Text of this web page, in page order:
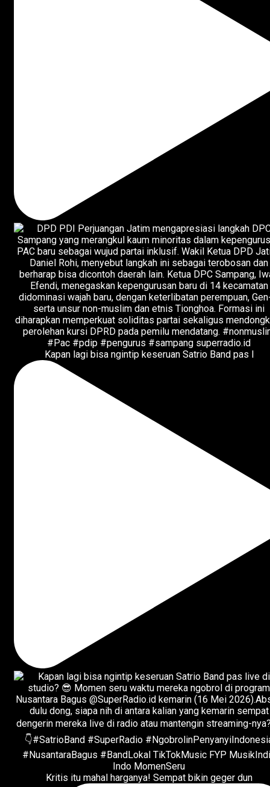
Kapan lagi bisa ngintip keseruan Satrio Band pas l
Kritis itu mahal harganya! Sempat bikin geger dun